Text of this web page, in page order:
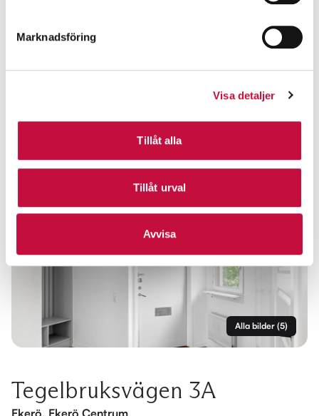
Marknadsföring
Visa detaljer
Tillåt alla
Tillåt urval
Avvisa
Alla bilder (5)
Tegelbruksvägen 3A
Ekerö, Ekerö Centrum